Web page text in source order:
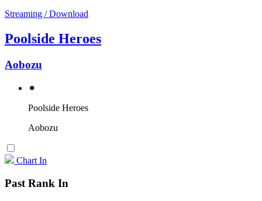
Streaming / Download
Poolside Heroes
Aobozu
⚫︎
Poolside Heroes
Aobozu
Chart In
Past Rank In